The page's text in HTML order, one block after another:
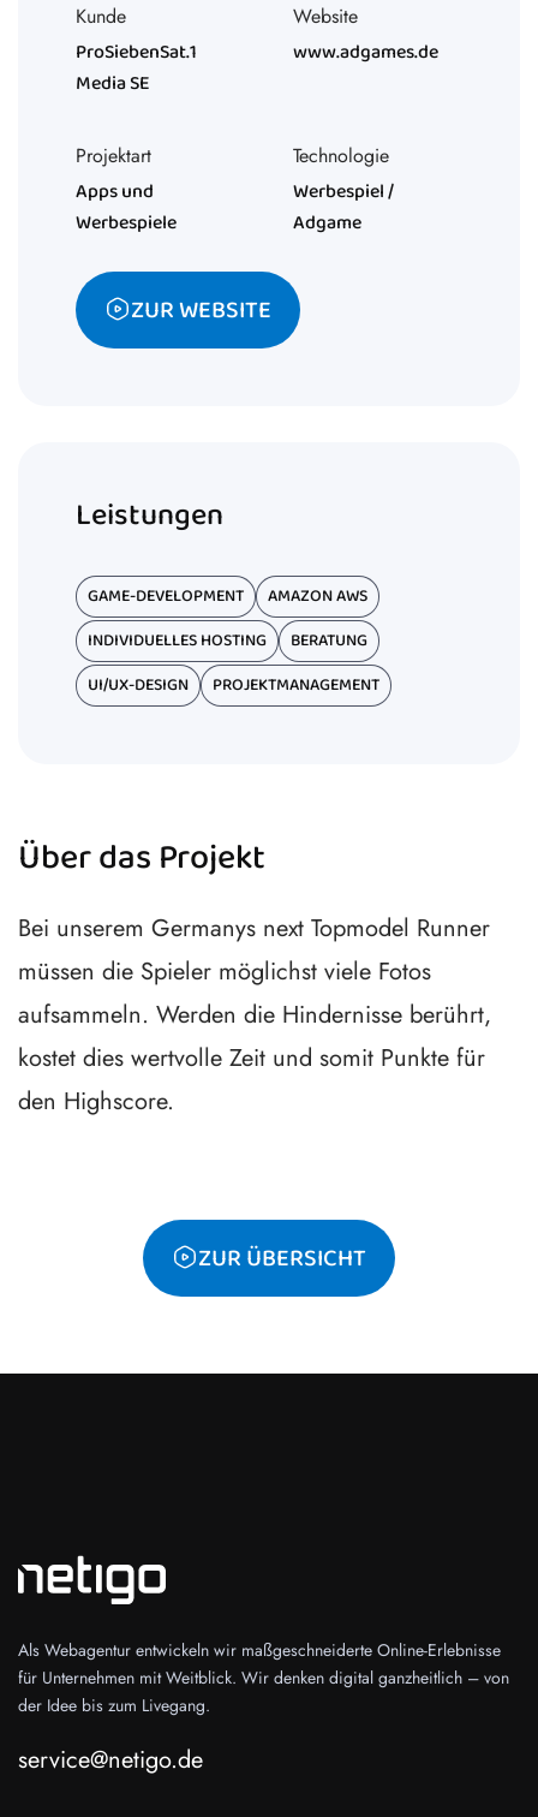
Kunde
ProSiebenSat.1
Media SE
Website
www.adgames.de
Projektart
Apps und
Werbespiele
Technologie
Werbespiel /
Adgame
ZUR WEBSITE
Leistungen
GAME-DEVELOPMENT
AMAZON AWS
INDIVIDUELLES HOSTING
BERATUNG
UI/UX-DESIGN
PROJEKTMANAGEMENT
Über das Projekt
Bei unserem Germanys next Topmodel Runner
müssen die Spieler möglichst viele Fotos
aufsammeln. Werden die Hindernisse berührt,
kostet dies wertvolle Zeit und somit Punkte für
den Highscore.
ZUR ÜBERSICHT
Als Webagentur entwickeln wir maßgeschneiderte Online-Erlebnisse
für Unternehmen mit Weitblick. Wir denken digital ganzheitlich – von
der Idee bis zum Livegang.
service@netigo.de